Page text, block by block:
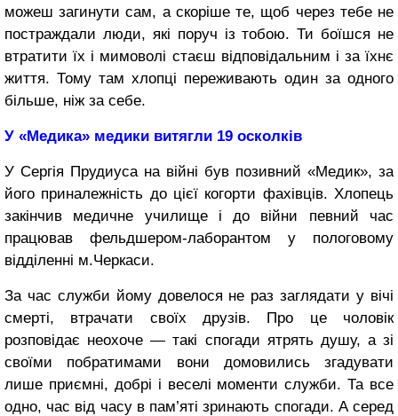
можеш загинути сам, а скоріше те, щоб через тебе не
постраждали люди, які поруч із тобою. Ти боїшся не
втратити їх і мимоволі стаєш відповідальним і за їхнє
життя. Тому там хлопці переживають один за одного
більше, ніж за себе.
У «Медика» медики витягли 19 осколків
У Сергія Прудиуса на війні був позивний «Медик», за
його приналежність до цієї когорти фахівців. Хлопець
закінчив медичне училище і до війни певний час
працював фельдшером-лаборантом у пологовому
відділенні м.Черкаси.
За час служби йому довелося не раз заглядати у вічі
смерті, втрачати своїх друзів. Про це чоловік
розповідає неохоче — такі спогади ятрять душу, а зі
своїми побратимами вони домовились згадувати
лише приємні, добрі і веселі моменти служби. Та все
одно, час від часу в пам’яті зринають спогади. А серед